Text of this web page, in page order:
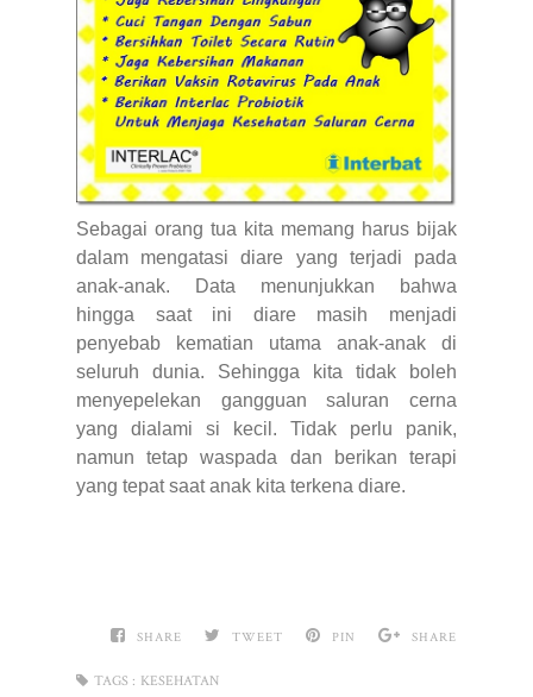
Sebagai orang tua kita memang harus bijak
dalam mengatasi diare yang terjadi pada
anak-anak. Data menunjukkan bahwa
hingga saat ini diare masih menjadi
penyebab kematian utama anak-anak di
seluruh dunia. Sehingga kita tidak boleh
menyepelekan gangguan saluran cerna
yang dialami si kecil. Tidak perlu panik,
namun tetap waspada dan berikan terapi
yang tepat saat anak kita terkena diare.
SHARE TWEET PIN SHARE
TAGS : KESEHATAN